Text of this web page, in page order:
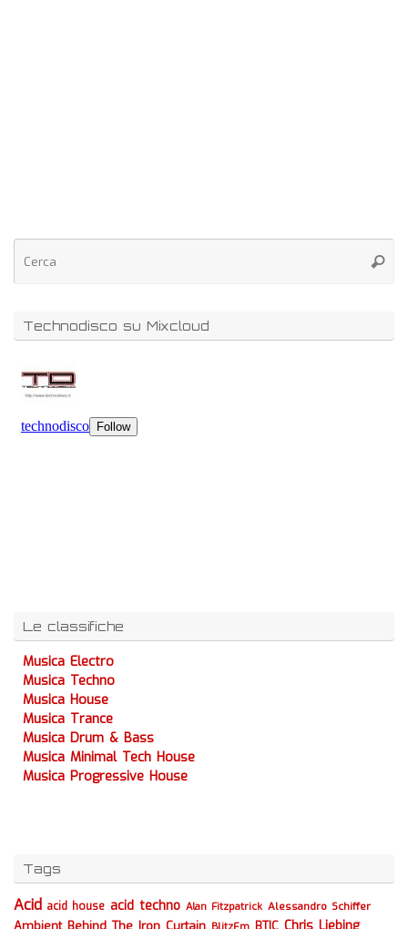
Technodisco su Mixcloud
Le classifiche
Musica Electro
Musica Techno
Musica House
Musica Trance
Musica Drum & Bass
Musica Minimal Tech House
Musica Progressive House
Tags
Acid acid house acid techno Alan Fitzpatrick Alessandro Schiffer
Chris Liebing